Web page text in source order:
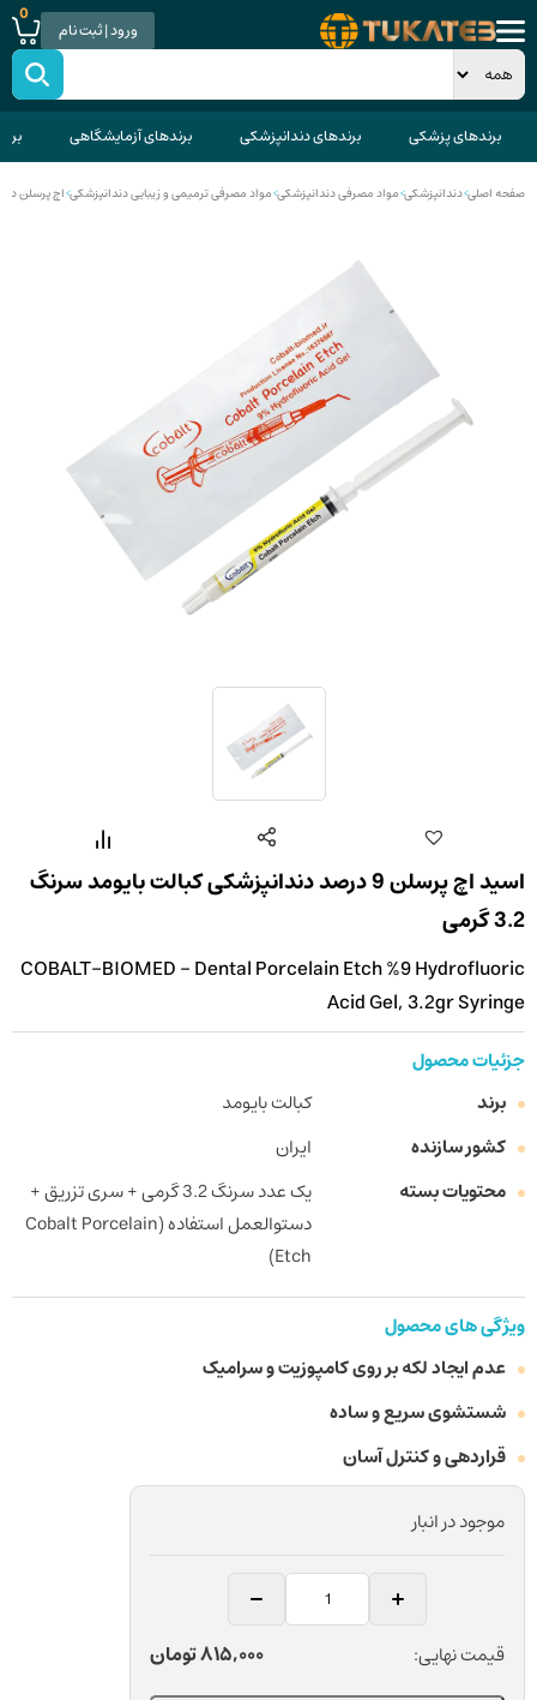
ورود | ثبت نام
0
برندهای پزشکی برندهای دندانپزشکی برندهای آزمایشگاهی
صفحه اصلی>دندانپزشکی>مواد مصرفی دندانپزشکی>مواد مصرفی ترمیمی و زیبایی دندانپزشکی>اچ پرسلن
اسید اچ پرسلن 9 درصد دندانپزشکی کبالت بایومد سرنگ
3.2 گرمی
COBALT-BIOMED - Dental Porcelain Etch %9 Hydrofluoric
Acid Gel, 3.2gr Syringe
جزئیات محصول
برند
کبالت بایومد
کشور سازنده
ایران
محتویات بسته
یک عدد سرنگ 3.2 گرمی + سری تزریق +
دستوالعمل استفاده (Cobalt Porcelain
Etch)
ویژگی های محصول
عدم ایجاد لکه بر روی کامپوزیت و سرامیک
شستشوی سریع و ساده
قراردهی و کنترل آسان
موجود در انبار
اچ
قیمت نهایی: 815,000تومان